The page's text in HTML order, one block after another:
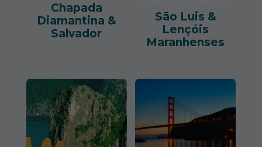
Chapada
Diamantina &
Salvador
São Luis &
Lençóis
Maranhenses